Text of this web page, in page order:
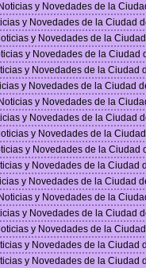
y Novedades de la
y Novedades de la Ciudad
y Novedades de la
y Novedades de la Ciudad
y Novedades de la Ciudad
y Novedades de la Ciudad
y Novedades de la
y Novedades de la Ciudad
y Novedades de la
y Novedades de la Ciudad
y Novedades de la Ciudad
y Novedades de la Ciudad
y Novedades de la
y Novedades de la Ciudad
y Novedades de la
y Novedades de la Ciudad
y Novedades de la Ciudad